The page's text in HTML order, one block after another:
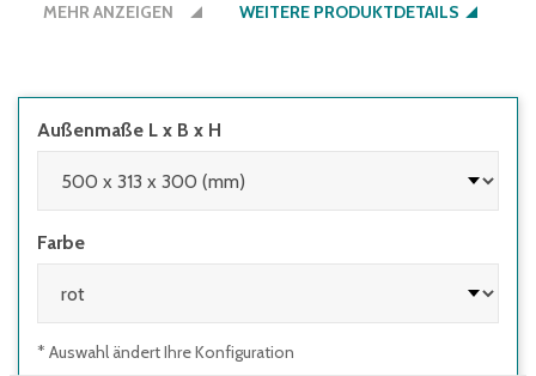
MEHR ANZEIGEN WEITERE PRODUKTDETAILS
Außenmaße L x B x H
Farbe
* Auswahl ändert Ihre Konfiguration